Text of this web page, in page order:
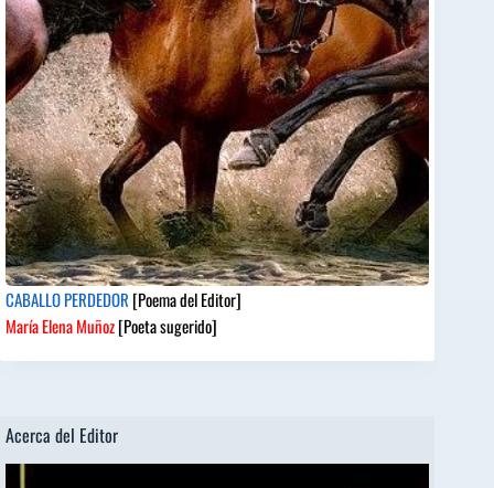
CABALLO PERDEDOR [Poema del Editor]
María Elena Muñoz[Poeta sugerido]
Acerca del Editor